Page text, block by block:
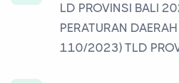
LD PROVINSI BALI
PERATURAN
110/2023) TLD